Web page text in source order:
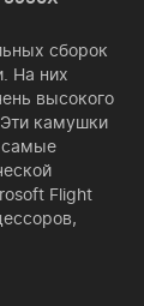
сборок
На них
высокого
камушки
самые
Flight